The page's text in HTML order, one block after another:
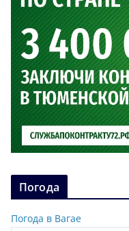
Погода
Погода в Вагае